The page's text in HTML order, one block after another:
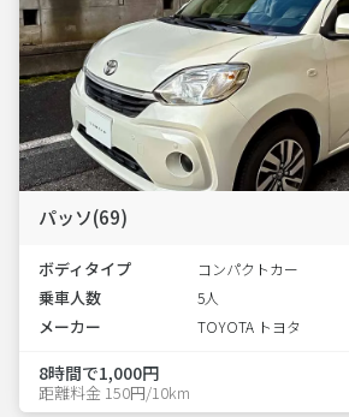
パッソ(69)
ボディタイプ コンパクトカー
乗車人数 5人
メーカー TOYOTA トヨタ
8時間で1,000円
距離料金 150円/10km